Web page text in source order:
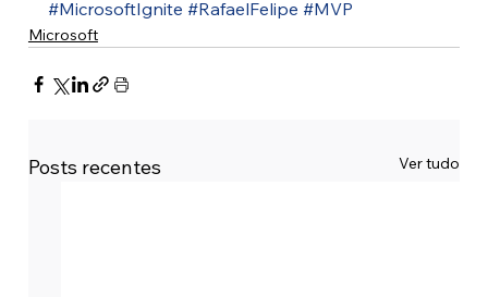
#MicrosoftIgnite #RafaelFelipe #MVP
Microsoft
Posts recentes Ver tudo